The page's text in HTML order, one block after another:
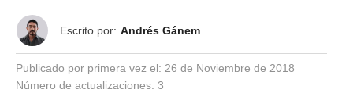
Escrito por: Andrés Gánem
Publicado por primera vez el: 26 de Noviembre de 2018
Número de actualizaciones: 3